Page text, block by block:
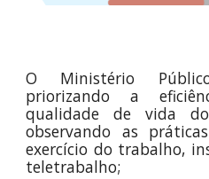
O Ministério
priorizando a
qualidade de vida
observando as
exercício do trabalho,
teletrabalho;